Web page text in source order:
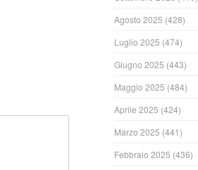
Agosto 2025 (428)
Luglio 2025 (474)
Giugno 2025 (443)
Maggio 2025 (484)
Aprile 2025 (424)
Marzo 2025 (441)
Febbraio 2025 (436)